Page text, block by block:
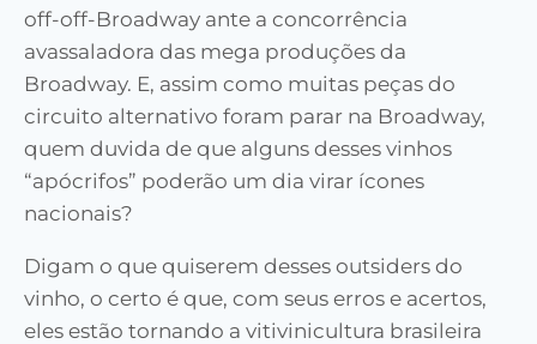
off-off-Broadway ante a concorrência
avassaladora das mega produções da
Broadway. E, assim como muitas peças do
circuito alternativo foram parar na Broadway,
quem duvida de que alguns desses vinhos
“apócrifos” poderão um dia virar ícones
nacionais?
Digam o que quiserem desses outsiders do
vinho, o certo é que, com seus erros e acertos,
eles estão tornando a vitivinicultura brasileira